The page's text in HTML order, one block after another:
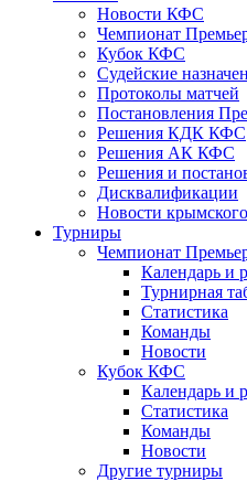
Новости КФС
Чемпионат
Кубок КФС
Судейские
Протоколы матчей
Постановления
Решения КДК КФС
Решения АК КФС
Решения и
Дисквалификации
Новости
Турниры
Чемпионат
Календарь и
Турнирная
Статистика
Команды
Новости
Кубок КФС
Календарь и
Статистика
Команды
Новости
Другие турниры